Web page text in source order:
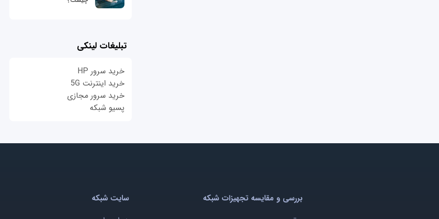
تبلیغات لینکی
خرید سرور HP
خرید اینترنت 5G
خرید سرور مجازی
پسیو شبکه
بررسی و مقایسه تجهیزات شبکه
سایت شبکه